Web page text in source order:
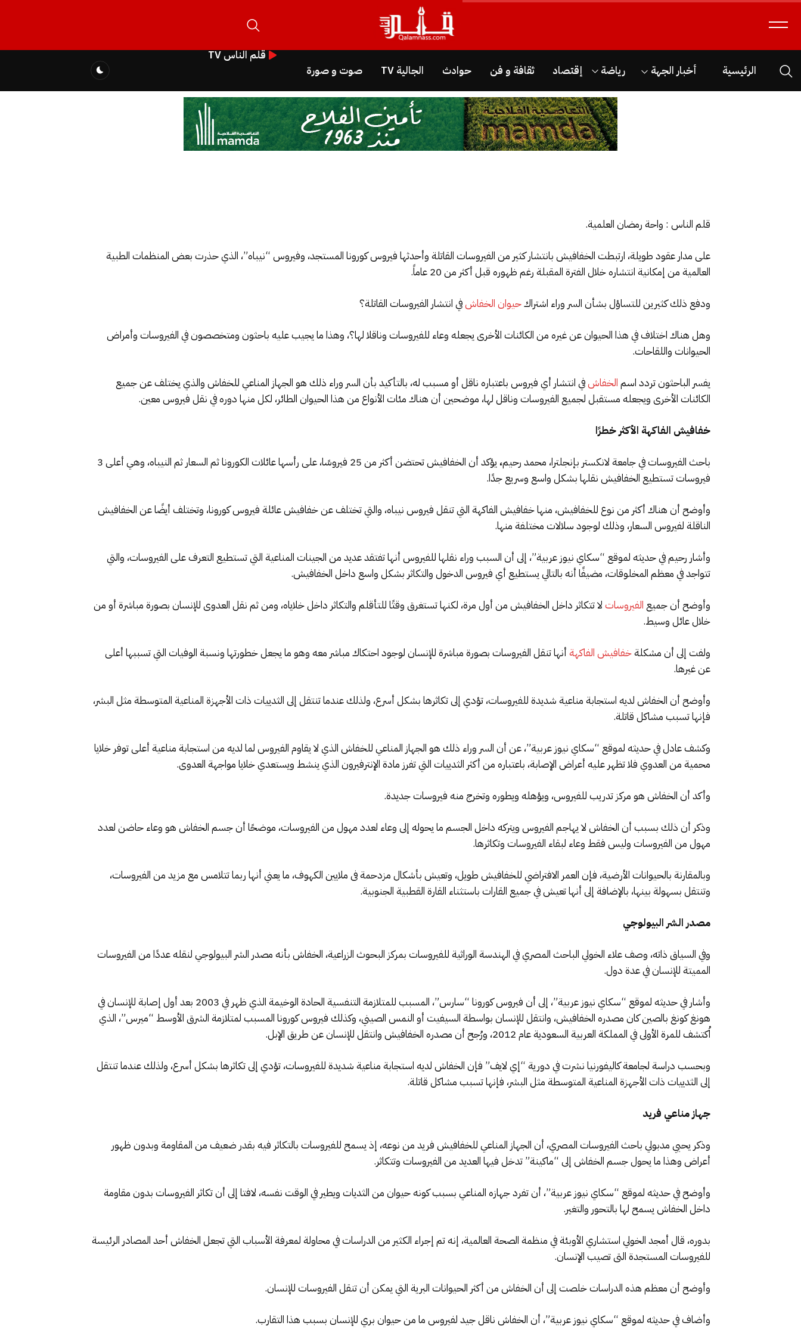
الرئيسية أخبار الجهة رياضة إقتصاد ثقافة و فن حوادث الجالية TV صوت و صورة
قلم الناس TV
قلم الناس : واحة رمضان العلمية.
على مدار عقود طويلة، ارتبطت الخفافيش بانتشار كثير من الفيروسات القاتلة وأحدثها فيروس كورونا المستجد، وفيروس “نيباه”، الذي حذرت بعض المنظمات الطبية
العالمية من إمكانية انتشاره خلال الفترة المقبلة رغم ظهوره قبل أكثر من 20 عاماً.
ودفع ذلك كثيرين للتساؤل بشأن السر وراء اشتراكحيوان الخفاشفي انتشار الفيروسات القاتلة؟
وهل هناك اختلاف في هذا الحيوان عن غيره من الكائنات الأخرى يجعله وعاء للفيروسات وناقلا لها؟، وهذا ما يجيب عليه باحثون ومتخصصون في الفيروسات وأمراض
الحيوانات واللقاحات.
يفسر الباحثون تردد اسم الخفاشفي انتشار أي فيروس باعتباره ناقل أو مسبب له، بالتأكيد بأن السر وراء ذلك هو الجهاز المناعي للخفاش والذي يختلف عن جميع
الكائنات الأخرى ويجعله مستقبل لجميع الفيروسات وناقل لها، موضحين أن هناك مئات الأنواع من هذا الحيوان الطائر، لكل منها دوره في نقل فيروس معين.
خفافيش الفاكهة الأكثر خطرًا
باحث الفيروسات في جامعة لانكستر بإنجلترا، محمد رحيم،
يؤكد أن الخفافيش تحتضن أكثر من 25 فيروسًا، على رأسها عائلات الكورونا ثم السعار ثم النيباه، وهي أعلى 3
فيروسات تستطيع الخفافيش نقلها بشكل واسع وسريع جدًا.
وأوضح أن هناك أكثر من نوع للخفافيش، منها خفافيش الفاكهة التي تنقل فيروس نيباه، والتي تختلف عن خفافيش عائلة فيروس كورونا، وتختلف أيضًا عن الخفافيش
الناقلة لفيروس السعار، وذلك لوجود سلالات مختلفة منها.
وأشار رحيم في حديثه لموقع “سكاي نيوز عربية”، إلى أن السبب وراء نقلها للفيروس أنها تفتقد عديد من الجينات المناعية التي تستطيع التعرف على الفيروسات، والتي
تتواجد في معظم المخلوقات، مضيفًا أنه بالتالي يستطيع أي فيروس الدخول والتكاثر بشكل واسع داخل الخفافيش.
وأوضح أن جميع الفيروسات لا تتكاثر داخل الخفافيش من أول مرة، لكنها تستغرق وقتًا للتأقلم والتكاثر داخل خلاياه، ومن ثم نقل العدوى للإنسان بصورة مباشرة أو من
خلال عائل وسيط.
ولفت إلى أن مشكلةخفافيش الفاكهة أنها تنقل الفيروسات بصورة مباشرة للإنسان لوجود احتكاك مباشر معه وهو ما يجعل خطورتها ونسبة الوفيات التي تسببها أعلى
عن غيرها.
وأوضح أن الخفاش لديه استجابة مناعية شديدة للفيروسات، تؤدي إلى تكاثرها بشكل أسرع، ولذلك عندما تنتقل إلى الثدييات ذات الأجهزة المناعية المتوسطة مثل البشر،
فإنها تسبب مشاكل قاتلة.
وكشف عادل في حديثه لموقع “سكاي نيوز عربية”، عن أن السر وراء ذلك هو الجهاز المناعي للخفاش الذي لا يقاوم الفيروس لما لديه من استجابة مناعية أعلى توفر خلايا
محمية من العدوي فلا تظهر عليه أعراض الإصابة، باعتباره من أكثر الثدييات التي تفرز مادة الإنترفيرون الذي ينشط ويستعدي خلايا مواجهة العدوى.
وأكد أن الخفاش هو مركز تدريب للفيروس، ويؤهله ويطوره وتخرج منه فيروسات جديدة.
وذكر أن ذلك بسبب أن الخفاش لا يهاجم الفيروس ويتركه داخل الجسم ما يحوله إلى وعاء لعدد مهول من الفيروسات، موضحًا أن جسم الخفاش هو وعاء حاضن لعدد
مهول من الفيروسات وليس فقط وعاء لبقاء الفيروسات وتكاثرها.
وبالمقارنة بالحيوانات الأرضية، فإن العمر الافتراضي للخفافيش طويل، وتعيش بأشكال مزدحمة فى ملايين الكهوف، ما يعني أنها ربما تتلامس مع مزيد من الفيروسات،
وتنتقل بسهولة بينها، بالإضافة إلى أنها تعيش في جميع القارات باستثناء القارة القطبية الجنوبية.
مصدر الشر البيولوجي
وفي السياق ذاته، وصف علاء الخولي الباحث المصري في الهندسة الوراثية للفيروسات بمركز البحوث الزراعية، الخفاش بأنه مصدر الشر البيولوجي لنقله عددًا من الفيروسات
المميتة للإنسان في عدة دول.
وأشار في حديثه لموقع “سكاي نيوز عربية”، إلى أن فيروس كورونا “سارس”، المسبب للمتلازمة التنفسية الحادة الوخيمة الذي ظهر في 2003 بعد أول إصابة للإنسان في
هونغ كونغ بالصين كان مصدره الخفافيش، وانتقل للإنسان بواسطة السيفيت أو النمس الصيني، وكذلك فيروس كورونا المسبب لمتلازمة الشرق الأوسط “ميرس”، الذي
اُكتشف للمرة الأولى في المملكة العربية السعودية عام 2012، ورُجح أن مصدره الخفافيش وانتقل للإنسان عن طريق الإبل.
وبحسب دراسة لجامعة كاليفورنيا نشرت في دورية “إي لايف” فإن الخفاش لديه استجابة مناعية شديدة للفيروسات، تؤدي إلى تكاثرها بشكل أسرع، ولذلك عندما تنتقل
إلى الثدييات ذات الأجهزة المناعية المتوسطة مثل البشر، فإنها تسبب مشاكل قاتلة.
جهاز مناعي فريد
وذكر يحيي مدبولي باحث الفيروسات المصري، أن الجهاز المناعي للخفافيش فريد من نوعه، إذ يسمح للفيروسات بالتكاثر فيه بقدر ضعيف من المقاومة وبدون ظهور
أعراض وهذا ما يحول جسم الخفاش إلى “ماكينة” تدخل فيها العديد من الفيروسات وتتكاثر.
وأوضح في حديثه لموقع “سكاي نيوز عربية”، أن تفرد جهازه المناعي بسبب كونه حيوان من الثديات ويطير في الوقت نفسه، لافتا إلى أن تكاثر الفيروسات بدون مقاومة
داخل الخفاش يسمح لها بالتحور والتغير.
بدوره، قال أمجد الخولي استشاري الأوبئة في منظمة الصحة العالمية، إنه تم إجراء الكثير من الدراسات في محاولة لمعرفة الأسباب التي تجعل الخفاش أحد المصادر الرئيسة
للفيروسات المستجدة التى تصيب الإنسان.
وأوضح أن معظم هذه الدراسات خلصت إلى أن الخفاش من أكثر الحيوانات البرية التي يمكن أن تنقل الفيروسات للإنسان.
وأضاف في حديثه لموقع “سكاي نيوز عربية”، أن الخفاش ناقل جيد لفيروس ما من حيوان بري للإنسان بسبب هذا التقارب.